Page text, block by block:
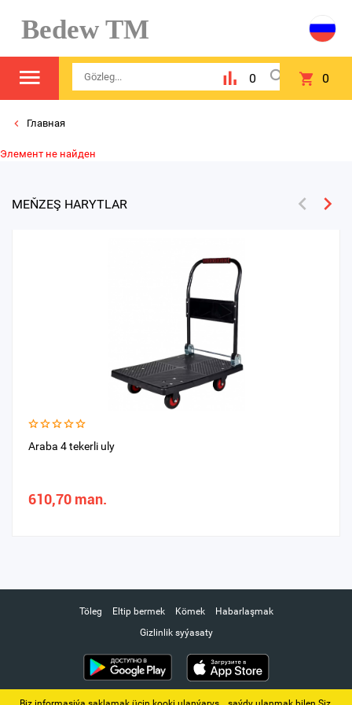
Bedew TM
0 0
Главная
Элемент не найден
MEŇZEŞ HARYTLAR
Araba 4 tekerli uly
610,70 man.
Töleg Eltip bermek Kömek
Habarlaşmak
Gizlinlik syýasaty